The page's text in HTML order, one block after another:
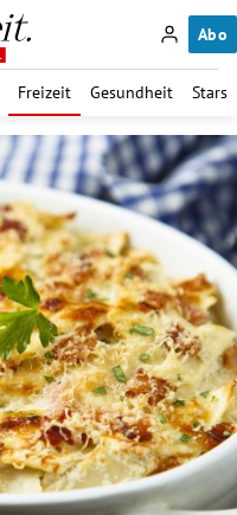
Abo
Freizeit Gesundheit Stars